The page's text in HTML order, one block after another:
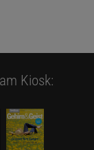
Kiosk: